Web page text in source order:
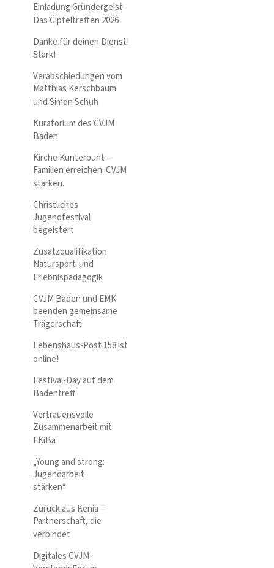
Einladung Gründergeist -
Das Gipfeltreffen 2026
Danke für deinen Dienst!
Stark!
Verabschiedungen vom
Matthias Kerschbaum
und Simon Schuh
Kuratorium des CVJM
Baden
Kirche Kunterbunt –
Familien erreichen. CVJM
stärken.
Christliches
Jugendfestival
begeistert
Zusatzqualifikation
Natursport-und
Erlebnispädagogik
CVJM Baden und EMK
beenden gemeinsame
Trägerschaft
Lebenshaus-Post 158 ist
online!
Festival-Day auf dem
Badentreff
Vertrauensvolle
Zusammenarbeit mit
EKiBa
„Young and strong:
Jugendarbeit
stärken“
Zurück aus Kenia –
Partnerschaft, die
verbindet
Digitales CVJM-